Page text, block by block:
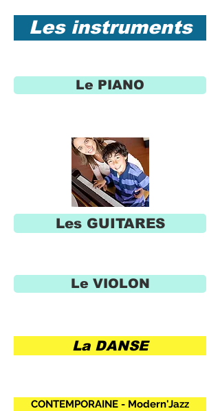
Les instruments
Le PIANO
Les GUITARES
Le VIOLON
La DANSE
CONTEMPORAINE - Modern'Jazz